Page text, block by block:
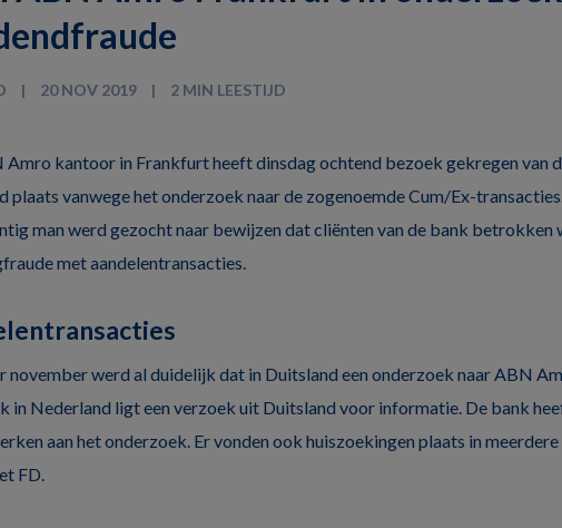
20 NOV 2019 2 MIN LEESTIJD
Amro kantoor in Frankfurt heeft dinsdag ochtend bezoek gekregen van
plaats vanwege het onderzoek naar de zogenoemde Cum/Ex-
man werd gezocht naar bewijzen dat cliënten van de bank betrokken
met aandelentransacties.
november werd al duidelijk dat in Duitsland een onderzoek naar ABN
in Nederland ligt een verzoek uit Duitsland voor informatie. De bank
aan het onderzoek. Er vonden ook huiszoekingen plaats in
FD.